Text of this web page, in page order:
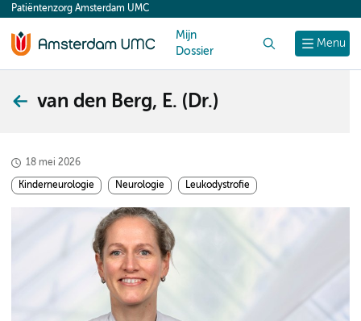
content
Menu
Patiëntenzorg Amsterdam UMC
Mijn
Dossier
van den Berg, E. (Dr.)
18 mei 2026
Kinderneurologie Neurologie Leukodystrofie